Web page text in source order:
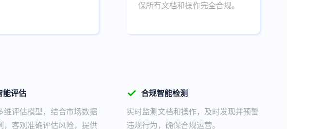
保所有文档和操作完全合规。
能评估
维评估模型，结合市场数据
，客观准确评估风险，提供
✓ 合规智能检测
实时监测文档和操作，及时发现并预警
违规行为，确保合规运营。